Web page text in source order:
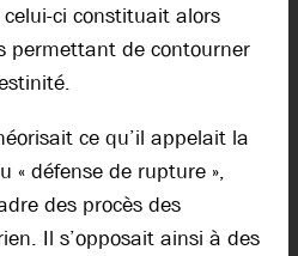
ci constituait alors
permettant de contourner
ce qu’il appelait la
« défense de rupture »,
des procès des
Il s’opposait ainsi à des